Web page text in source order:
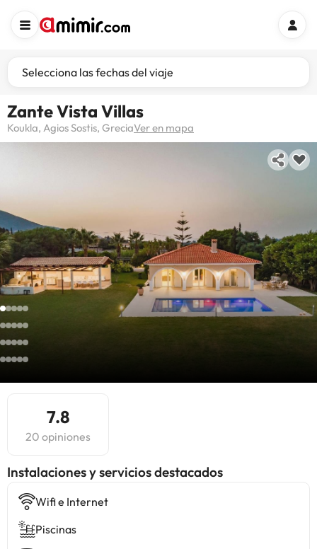
Selecciona las fechas del viaje
Zante Vista Villas
Koukla, Agios Sostis, GreciaVer en mapa
7.8
20 opiniones
Instalaciones y servicios destacados
Wifi e Internet
Piscinas